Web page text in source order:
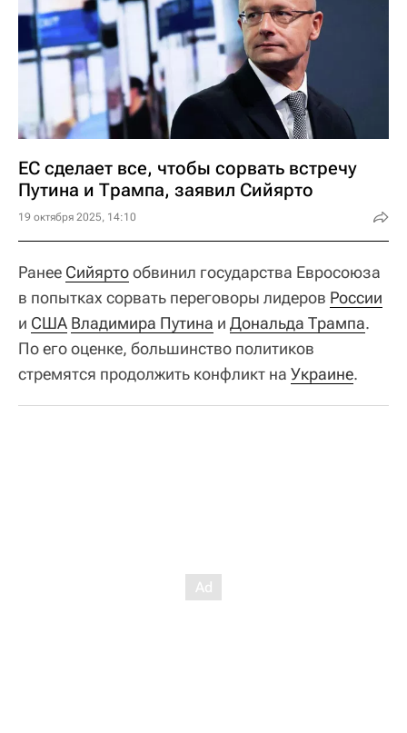
ЕС сделает все, чтобы сорвать встречу
Путина и Трампа, заявил Сийярто
19 октября 2025, 14:10
Ранее Сийяртообвинил государства Евросоюза
в попытках сорвать переговоры лидеров России
и США Владимира Путина и Дональда Трампа.
По его оценке, большинство политиков
стремятся продолжить конфликт на Украине.